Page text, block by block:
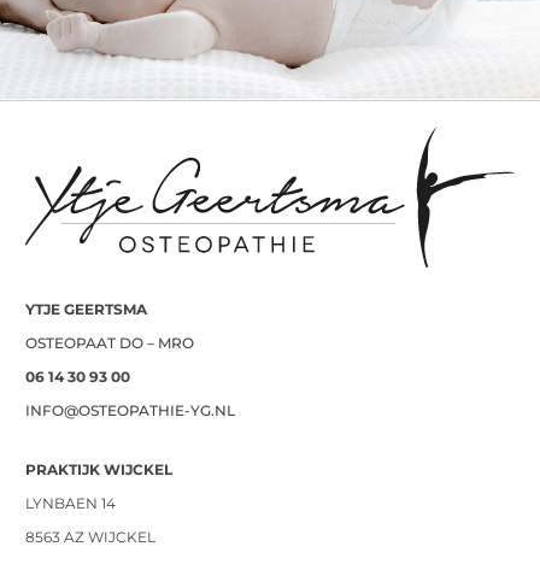
YTJE GEERTSMA
OSTEOPAAT DO – MRO
06 14 30 93 00
INFO@OSTEOPATHIE-YG.NL
PRAKTIJK WIJCKEL
LYNBAEN 14
8563 AZ WIJCKEL